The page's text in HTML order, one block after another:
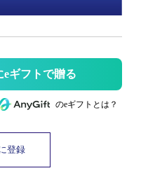
ギフトで贈る
のeギフトとは？
登録